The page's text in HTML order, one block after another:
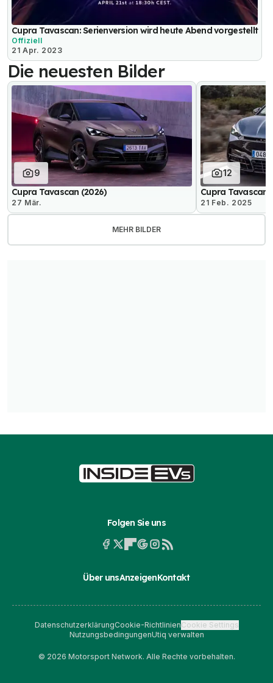
Cupra Tavascan: Serienversion wird heute Abend vorgestellt
Offiziell
21 Apr. 2023
Die neuesten Bilder
9
Cupra Tavascan (2026)
27 Mär.
12
Cupra Tavascan
21 Feb. 2025
MEHR BILDER
Folgen Sie uns
Über unsAnzeigenKontakt
DatenschutzerklärungCookie-RichtlinienCookie Settings
NutzungsbedingungenUtiq verwalten
© 2026 Motorsport Network. Alle Rechte vorbehalten.